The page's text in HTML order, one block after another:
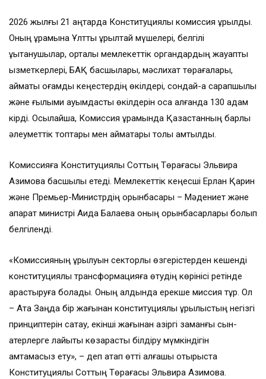
2026 жылғы 21 қаңтарда Конституциялық комиссия құрылды.
Оның құрамына Ұлттық құрылтай мүшелері, белгілі
құқықтанушылар, орталық мемлекеттік органдардың жауапты
қызметкерлері, БАҚ басшылары, мәслихат төрағалары,
аймақтық қоғамдық кеңестердің өкілдері, сондай-ақ сарапшылық
және ғылыми қауымдастық өкілдерін қоса алғанда 130 адам
кірді. Осылайша, Комиссия құрамында Қазақстанның барлық
әлеуметтік топтары мен аймақтары толық қамтылды.
Комиссияға Конституциялық Соттың Төрағасы Эльвира
Азимова басшылық етеді. Мемлекеттік кеңесші Ерлан Қарин
және Премьер-Министрдің орынбасары – Мәдениет және
ақпарат министрі Аида Балаева оның орынбасарлары болып
белгіленді.
«Комиссияның құрылуын секторлық өзгерістерден кешенді
конституциялық трансформацияға өтудің көрінісі ретінде
қарастыруға болады. Оның алдында ерекше миссия тұр. Ол
– Ата Заңда бір жағынан конституциялық құрылыстың негізгі
принциптерін сақтау, екінші жағынан қазіргі заманғы сын-
қатерлерге лайықты көзқарасты білдіру мүмкіндігін
қамтамасыз ету», – деп атап өтті алғашқы отырыста
Конституциялық Соттың Төрағасы Эльвира Азимова.